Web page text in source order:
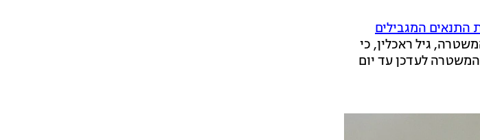
התנאים המגבילים
גיל ראכלין, כי
לעדכן עד יום